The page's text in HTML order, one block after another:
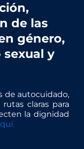
de las
género,
y
de autocuidado,
claras para
la dignidad